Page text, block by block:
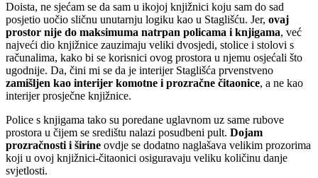
Doista, ne sjećam se da sam u ikojoj knjižnici koju sam do sad
posjetio uočio sličnu unutarnju logiku kao u Staglišću. Jer, ovaj
prostor nije do maksimuma natrpan policama i knjigama, već
najveći dio knjižnice zauzimaju veliki dvosjedi, stolice i stolovi s
računalima, kako bi se korisnici ovog prostora u njemu osjećali što
ugodnije. Da, čini mi se da je interijer Staglišća prvenstveno
zamišljen kao interijer komotne i prozračne čitaonice, a ne kao
interijer prosječne knjižnice.
Police s knjigama tako su poredane uglavnom uz same rubove
prostora u čijem se središtu nalazi posudbeni pult. Dojam
prozračnosti i širine ovdje se dodatno naglašava velikim prozorima
koji u ovoj knjižnici-čitaonici osiguravaju veliku količinu danje
svjetlosti.